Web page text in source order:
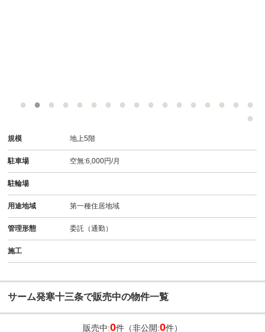
規模 地上5階
駐車場 空無:6,000円/月
駐輪場
用途地域 第一種住居地域
管理形態 委託（通勤）
施工
サーム発寒十三条で販売中の物件一覧
販売中:0件（非公開:0件）